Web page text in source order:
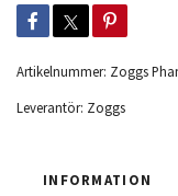
Artikelnummer: Zoggs
Leverantör: Zoggs
INFORMATION